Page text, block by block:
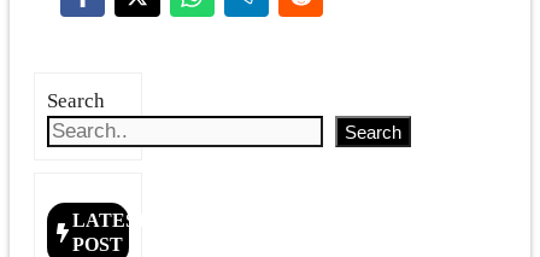
Search
Search
LATEST
POST